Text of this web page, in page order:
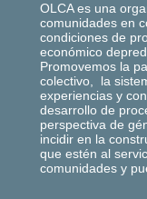
OLCA es una
comunidades en
condiciones de
económico
Promovemos la
colectivo, la
experiencias y
desarrollo de
perspectiva de
incidir en la
que estén al
comunidades y